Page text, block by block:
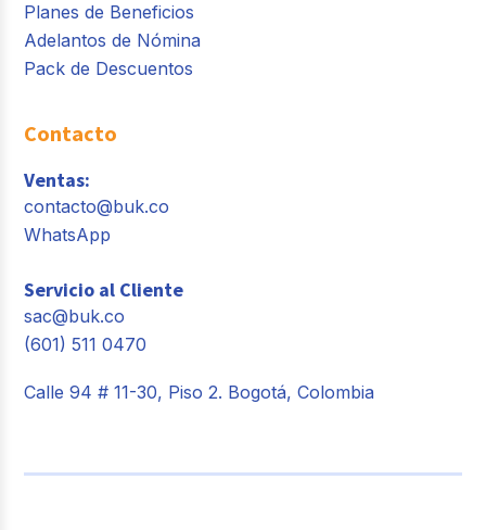
Planes de Beneficios
Adelantos de Nómina
Pack de Descuentos
Contacto
Ventas:
contacto@buk.co
WhatsApp
Servicio al Cliente
sac@buk.co
(601) 511 0470
Calle 94 # 11-30, Piso 2. Bogotá, Colombia